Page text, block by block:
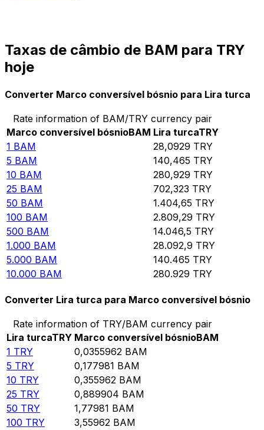
Taxas de câmbio de BAM para TRY
hoje
Converter Marco conversível bósnio para Lira turca
Rate information of BAM/TRY currency pair
Marco conversível bósnioBAM Lira turcaTRY
1 BAM 28,0929 TRY
5 BAM 140,465 TRY
10 BAM 280,929 TRY
25 BAM 702,323 TRY
50 BAM 1.404,65 TRY
100 BAM 2.809,29 TRY
500 BAM 14.046,5 TRY
1.000 BAM 28.092,9 TRY
5.000 BAM 140.465 TRY
10.000 BAM 280.929 TRY
Converter Lira turca para Marco conversível bósnio
Rate information of TRY/BAM currency pair
Lira turcaTRY Marco conversível bósnioBAM
1 TRY 0,0355962 BAM
5 TRY 0,177981 BAM
10 TRY 0,355962 BAM
25 TRY 0,889904 BAM
50 TRY 1,77981 BAM
100 TRY 3,55962 BAM